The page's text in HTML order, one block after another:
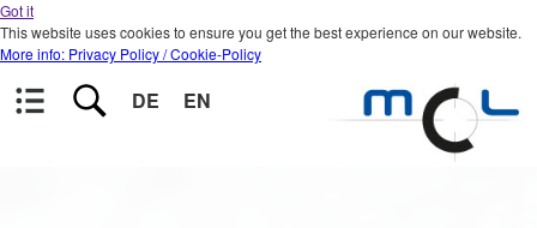
Got it
This website uses cookies to ensure you get the best experience on our website.
More info: Privacy Policy / Cookie-Policy
DE EN